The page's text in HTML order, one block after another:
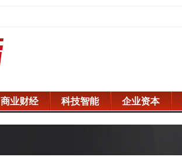
商业财经 科技智能 企业资本